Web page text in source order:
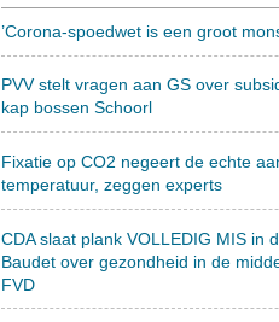
’Corona-spoedwet is een groot
PVV stelt vragen aan GS over
kap bossen Schoorl
Fixatie op CO2 negeert de echte
temperatuur, zeggen experts
CDA slaat plank VOLLEDIG MIS in
Baudet over gezondheid in de
FVD